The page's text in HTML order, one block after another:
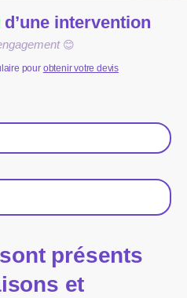
d’une intervention
😊
pour obtenir votre devis
présents
et